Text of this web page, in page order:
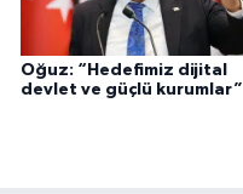
Oğuz: “Hedefimiz dijital
devlet ve güçlü kurumlar”